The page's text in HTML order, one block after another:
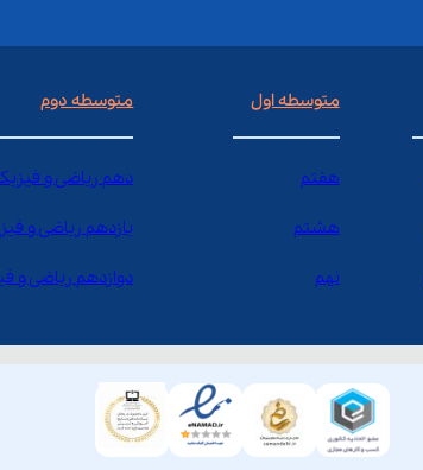
متوسطه اول
هفتم
هشتم
نهم
متوسطه دوم
دهم ریاضی و
یازدهم ریاضی و
دوازدهم ریاضی و